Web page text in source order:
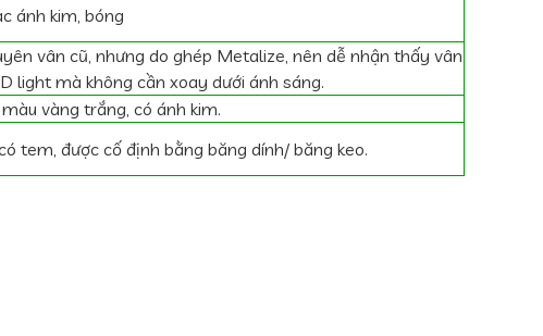
ánh kim, bóng
vân cũ, nhưng do ghép Metalize, nên dễ nhận thấy vân
light mà không cần xoay dưới ánh sáng.
vàng trắng, có ánh kim.
tem, được cố định bằng băng dính/ băng keo.